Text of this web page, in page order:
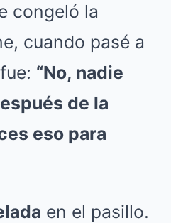
congeló la
cuando pasé a
“No, nadie
de la
eso para
en el pasillo.